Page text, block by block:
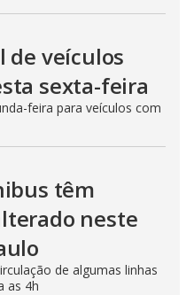
de veículos
sexta-feira
feira para veículos com
têm
neste
de algumas linhas
as 4h